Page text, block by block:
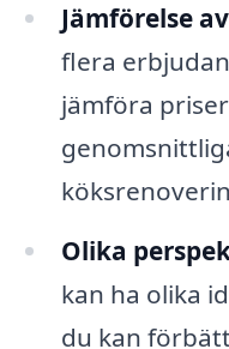
Jämförelse
flera
jämföra
Olika
kan ha olika
du kan